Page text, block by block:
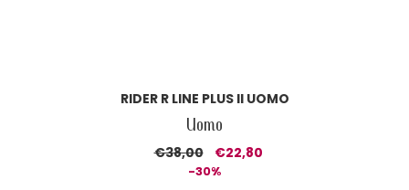
RIDER R LINE PLUS II UOMO
Uomo
€38,00 €22,80
-30%